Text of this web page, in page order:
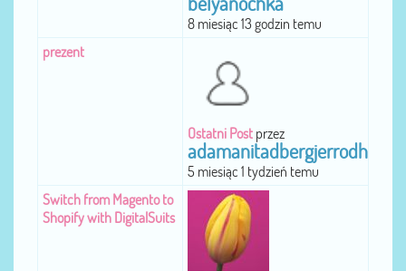
8 miesiąc 13 godzin temu
prezent
Ostatni Post przez
adamanitadbergjerrodh
5 miesiąc 1 tydzień temu
Switch from Magento to
Shopify with DigitalSuits